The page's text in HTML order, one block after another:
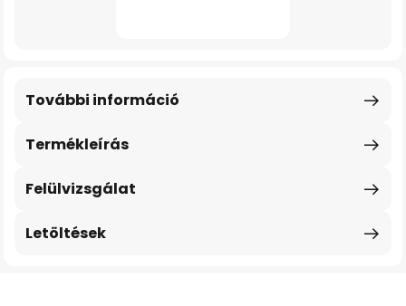
Termékleírás
További információ
Felülvizsgálat
Letöltések